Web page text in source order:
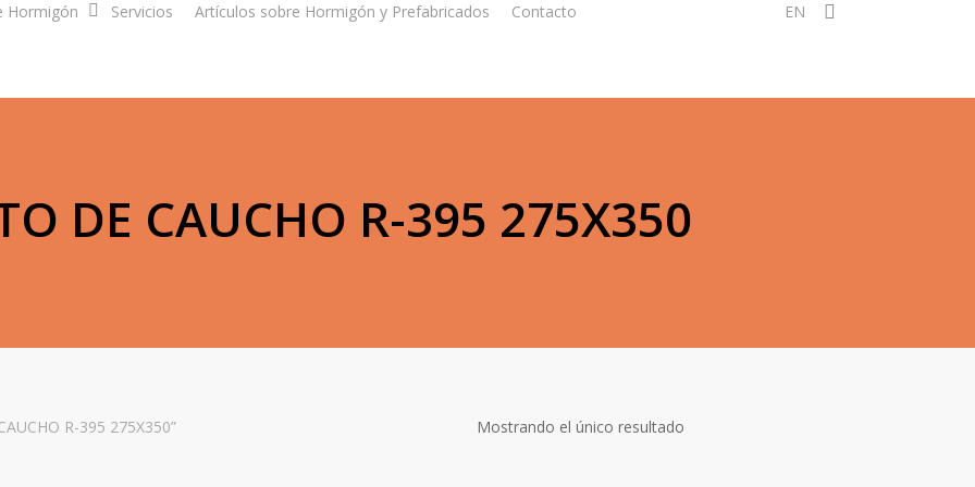
Hormigón Servicios Artículos sobre Hormigón y Prefabricados Contacto EN
DE CAUCHO R-395 275X350
Mostrando el único resultado
R-395 275X350”